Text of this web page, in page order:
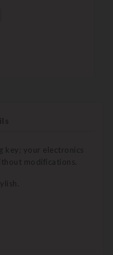
your electronics
modifications.